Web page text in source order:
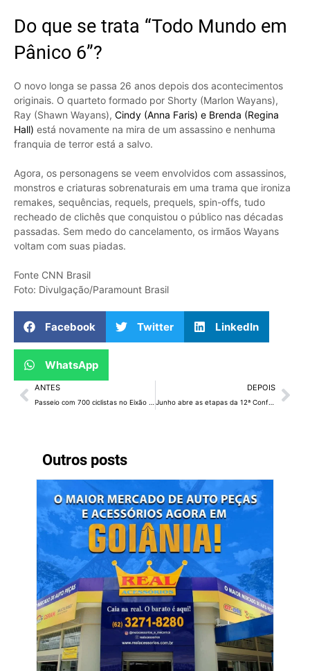
Outros posts
Do que se trata “Todo Mundo em
Pânico 6”?
O novo longa se passa 26 anos depois dos acontecimentos
originais. O quarteto formado por Shorty (Marlon Wayans),
Ray (Shawn Wayans), Cindy (Anna Faris) e Brenda (Regina
Hall) está novamente na mira de um assassino e nenhuma
franquia de terror está a salvo.
Agora, os personagens se veem envolvidos com assassinos,
monstros e criaturas sobrenaturais em uma trama que ironiza
remakes, sequências, requels, prequels, spin-offs, tudo
recheado de clichês que conquistou o público nas décadas
passadas. Sem medo do cancelamento, os irmãos Wayans
voltam com suas piadas.
Fonte CNN Brasil
Foto: Divulgação/Paramount Brasil
Facebook Twitter LinkedIn
WhatsApp
ANTES DEPOIS
Junho abre as etapas da 12ª Conferência Distrital de Saúde